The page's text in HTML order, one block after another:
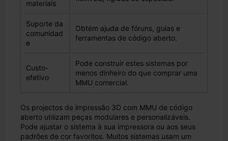
materiais
Suporte da
comunidad
e
Obtém ajuda de fóruns, guias e
ferramentas de código aberto.
Custo-
efetivo
Pode construir estes sistemas por
menos dinheiro do que comprar uma
MMU comercial.
Os projectos de impressão 3D com MMU de código
aberto utilizam peças modulares e personalizáveis.
Pode ajustar o sistema à sua impressora ou aos seus
padrões de cor favoritos. Muitos sistemas usam um